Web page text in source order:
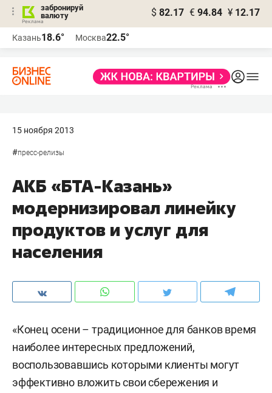
забронируй
валюту
$ 82.17 € 94.84 ¥ 12.17
Казань18.6° Москва22.5°
15 ноября 2013
#пресс-релизы
АКБ «БТА-Казань»
модернизировал линейку
продуктов и услуг для
населения
«Конец осени – традиционное для банков время
наиболее интересных предложений,
воспользовавшись которыми клиенты могут
эффективно вложить свои сбережения и